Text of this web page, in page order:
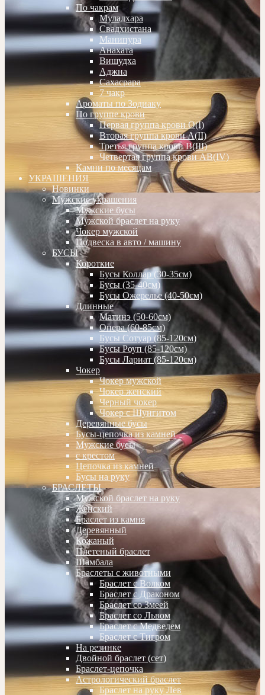
По чакрам
Муладхара
Свадхистана
Манипура
Анахата
Вишудха
Аджна
Сахасрара
7 чакр
Ароматы по Зодиаку
По группе крови
Первая группа крови О(I)
Вторая группа крови А(II)
Третья группа крови В(III)
Четвертая группа крови АВ(IV)
Камни по месяцам
УКРАШЕНИЯ
Новинки
Мужские украшения
Мужские бусы
Мужской браслет на руку
Чокер мужской
Подвеска в авто / машину
БУСЫ
Короткие
Бусы Коллар (30-35см)
Бусы (35-40см)
Бусы Ожерелье (40-50см)
Длинные
Матинэ (50-60см)
Опера (60-85см)
Бусы Сотуар (85-120см)
Бусы Роуп (85-120см)
Бусы Лариат (85-120см)
Чокер
Чокер мужской
Чокер женский
Черный чокер
Чокер с Шунгитом
Деревянные бусы
Бусы-цепочка из камней
Мужские бусы
с крестом
Цепочка из камней
Бусы на руку
БРАСЛЕТЫ
Мужской браслет на руку
Женский
Браслет из камня
Деревянный
Кожаный
Плетеный браслет
Шамбала
Браслеты с животными
Браслет с Волком
Браслет с Драконом
Браслет со Змеей
Браслет со Львом
Браслет с Медведем
Браслет с Тигром
На резинке
Двойной браслет (сет)
Браслет-цепочка
Астрологический браслет
Браслет на руку Лев